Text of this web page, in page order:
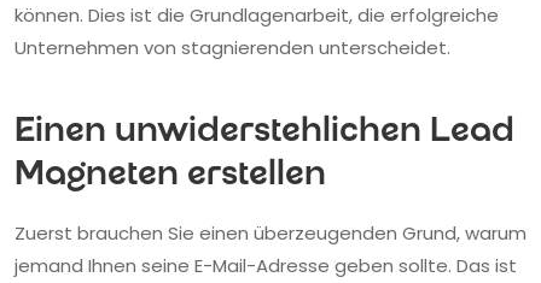
können. Dies ist die Grundlagenarbeit, die erfolgreiche
Unternehmen von stagnierenden unterscheidet.
Einen unwiderstehlichen Lead
Magneten erstellen
Zuerst brauchen Sie einen überzeugenden Grund, warum
jemand Ihnen seine E-Mail-Adresse geben sollte. Das ist